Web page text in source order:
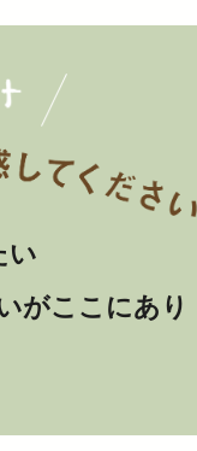
い
がここにあり